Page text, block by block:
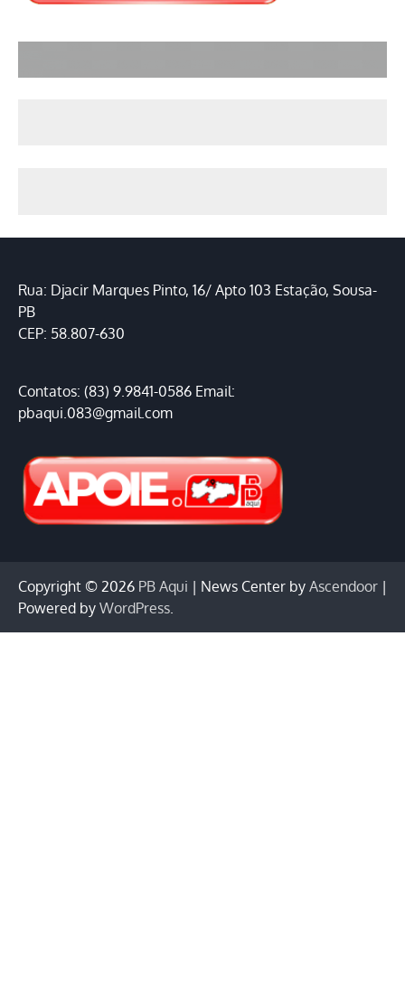
Rua: Djacir Marques Pinto, 16/ Apto 103 Estação, Sousa-
PB
CEP: 58.807-630
Contatos: (83) 9.9841-0586 Email:
pbaqui.083@gmail.com
Copyright © 2026 PB Aqui | News Center by Ascendoor |
Powered by WordPress.